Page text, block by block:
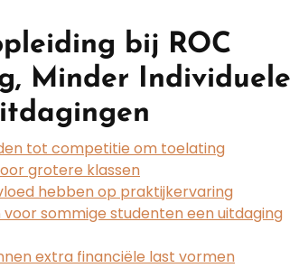
bij ROC
Minder Individuele
tot competitie om toelating
grotere klassen
hebben op praktijkervaring
sommige studenten een uitdaging
extra financiële last vormen